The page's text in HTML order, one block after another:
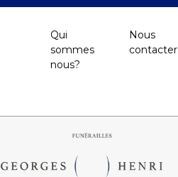
Qui
sommes
nous?
Nous
contacter